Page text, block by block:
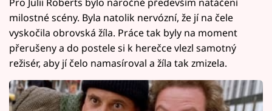
milostné scény. Byla natolik nervózní, že jí na čele
vyskočila obrovská žíla. Práce tak byly na moment
přerušeny a do postele si k herečce vlezl samotný
režisér, aby jí čelo namasíroval a žíla tak zmizela.